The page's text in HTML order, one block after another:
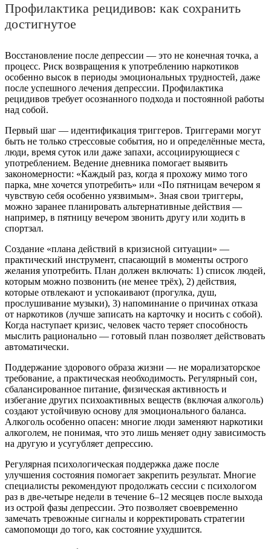
Профилактика рецидивов: как сохранить
достигнутое
Восстановление после депрессии — это не конечная точка, а
процесс. Риск возвращения к употреблению наркотиков
особенно высок в периоды эмоциональных трудностей, даже
после успешного лечения депрессии. Профилактика
рецидивов требует осознанного подхода и постоянной работы
над собой.
Первый шаг — идентификация триггеров. Триггерами могут
быть не только стрессовые события, но и определённые места,
люди, время суток или даже запахи, ассоциирующиеся с
употреблением. Ведение дневника помогает выявить
закономерности: «Каждый раз, когда я прохожу мимо того
парка, мне хочется употребить» или «По пятницам вечером я
чувствую себя особенно уязвимым». Зная свои триггеры,
можно заранее планировать альтернативные действия —
например, в пятницу вечером звонить другу или ходить в
спортзал.
Создание «плана действий в кризисной ситуации» —
практический инструмент, спасающий в моменты острого
желания употребить. План должен включать: 1) список людей,
которым можно позвонить (не менее трёх), 2) действия,
которые отвлекают и успокаивают (прогулка, душ,
прослушивание музыки), 3) напоминание о причинах отказа
от наркотиков (лучше записать на карточку и носить с собой).
Когда наступает кризис, человек часто теряет способность
мыслить рационально — готовый план позволяет действовать
автоматически.
Поддержание здорового образа жизни — не морализаторское
требование, а практическая необходимость. Регулярный сон,
сбалансированное питание, физическая активность и
избегание других психоактивных веществ (включая алкоголь)
создают устойчивую основу для эмоционального баланса.
Алкоголь особенно опасен: многие люди заменяют наркотики
алкоголем, не понимая, что это лишь меняет одну зависимость
на другую и усугубляет депрессию.
Регулярная психологическая поддержка даже после
улучшения состояния помогает закрепить результат. Многие
специалисты рекомендуют продолжать сессии с психологом
раз в две-четыре недели в течение 6–12 месяцев после выхода
из острой фазы депрессии. Это позволяет своевременно
замечать тревожные сигналы и корректировать стратегии
самопомощи до того, как состояние ухудшится.